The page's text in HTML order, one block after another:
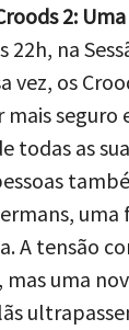
2:
22h, na
vez, os
mais seguro
todas as
uma
A tensão
uma